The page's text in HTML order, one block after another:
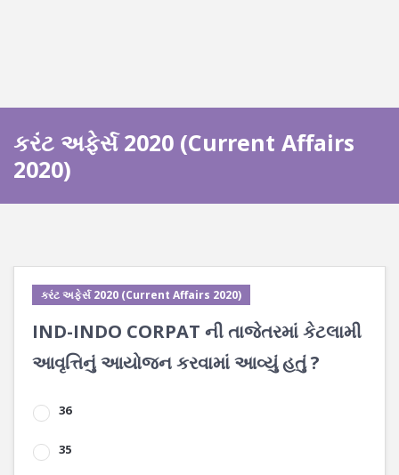
કરંટ અફેર્સ 2020 (Current Affairs
2020)
કરંટ અફેર્સ 2020 (Current Affairs 2020)
IND-INDO CORPAT ની તાજેતરમાં કેટલામી
આવૃત્તિનું આયોજન કરવામાં આવ્યું હતું ?
36
35